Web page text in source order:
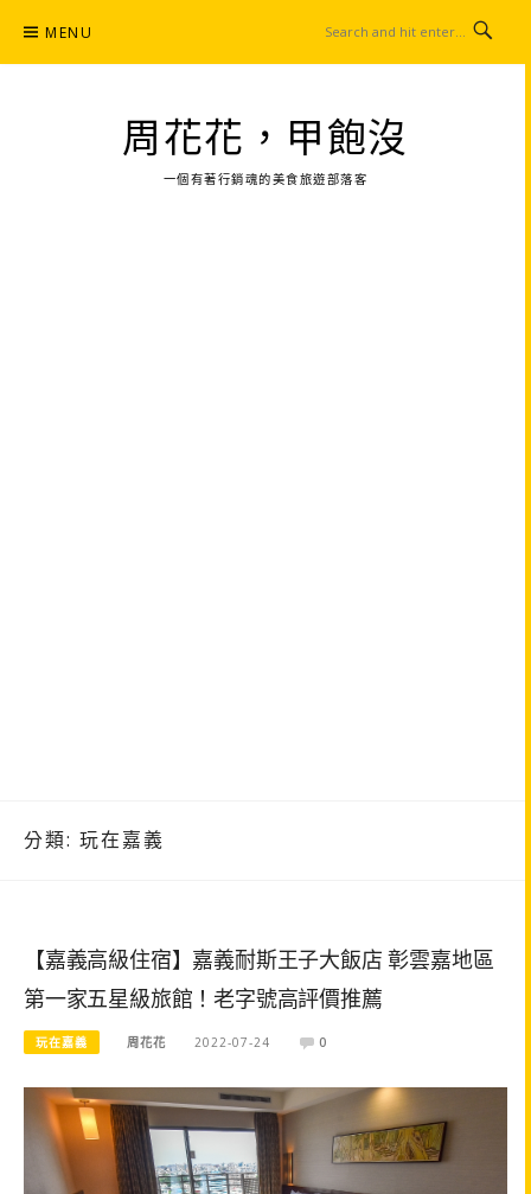
content
MENU
周花花，甲飽沒
一個有著行銷魂的美食旅遊部落客
分類: 玩在嘉義
【嘉義高級住宿】嘉義耐斯王子大飯店 彰雲嘉地區
第一家五星級旅館！老字號高評價推薦
玩在嘉義 周花花 2022-07-24 0